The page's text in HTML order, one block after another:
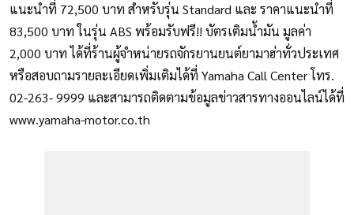
แนะนำที่ 72,500 บาท สำหรับรุ่น Standard และ ราคาแนะนำที่
83,500 บาท ในรุ่น ABS พร้อมรับฟรี!! บัตรเติมน้ำมัน มูลค่า
2,000 บาท ได้ที่ร้านผู้จำหน่ายรถจักรยานยนต์ยามาฮ่าทั่วประเทศ
หรือสอบถามรายละเอียดเพิ่มเติมได้ที่ Yamaha Call Center โทร.
02-263- 9999 และสามารถติดตามข้อมูลข่าวสารทางออนไลน์ได้ที่
www.yamaha-motor.co.th